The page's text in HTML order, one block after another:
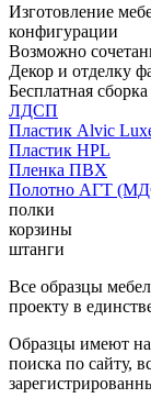
Изготовление
конфигурации
Возможно
Декор и отделку
Бесплатная
ЛДСП
Пластик Alvic
Пластик HPL
Пленка ПВХ
Полотно АГТ
полки
корзины
штанги
Все образцы
проекту в
Образцы имеют
поиска по сайту,